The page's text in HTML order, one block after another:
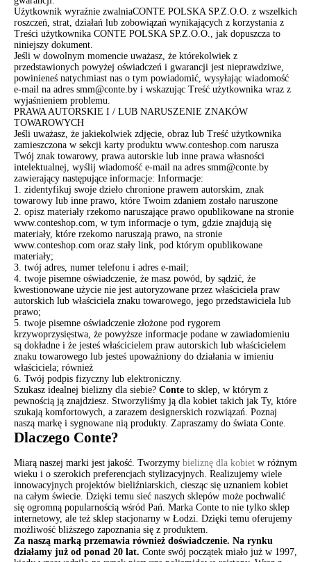
Użytkownik wyraźnie zwalniaCONTE POLSKA SP.Z.O.O. z wszelkich
roszczeń, strat, działań lub zobowiązań wynikających z korzystania z
Treści użytkownika CONTE POLSKA SP.Z.O.O., jak dopuszcza to
niniejszy dokument.
Jeśli w dowolnym momencie uważasz, że którekolwiek z
przedstawionych powyżej oświadczeń i gwarancji jest nieprawdziwe,
powinieneś natychmiast nas o tym powiadomić, wysyłając wiadomość
e-mail na adres smm@conte.by i wskazując Treść użytkownika wraz z
wyjaśnieniem problemu.
PRAWA AUTORSKIE I / LUB NARUSZENIE ZNAKÓW
TOWAROWYCH
Jeśli uważasz, że jakiekolwiek zdjęcie, obraz lub Treść użytkownika
zamieszczona w sekcji karty produktu www.conteshop.com narusza
Twój znak towarowy, prawa autorskie lub inne prawa własności
intelektualnej, wyślij wiadomość e-mail na adres smm@conte.by
zawierający następujące informacje: Informacje:
1. zidentyfikuj swoje dzieło chronione prawem autorskim, znak
towarowy lub inne prawo, które Twoim zdaniem zostało naruszone
2. opisz materiały rzekomo naruszające prawo opublikowane na stronie
www.conteshop.com, w tym informacje o tym, gdzie znajdują się
materiały, które rzekomo naruszają prawo, na stronie
www.conteshop.com oraz stały link, pod którym opublikowane
materiały;
3. twój adres, numer telefonu i adres e-mail;
4. twoje pisemne oświadczenie, że masz powód, by sądzić, że
kwestionowane użycie nie jest autoryzowane przez właściciela praw
autorskich lub właściciela znaku towarowego, jego przedstawiciela lub
prawo;
5. twoje pisemne oświadczenie złożone pod rygorem
krzywoprzysięstwa, że ​​powyższe informacje podane w zawiadomieniu
są dokładne i że jesteś właścicielem praw autorskich lub właścicielem
znaku towarowego lub jesteś upoważniony do działania w imieniu
właściciela; również
6. Twój podpis fizyczny lub elektroniczny.
Szukasz idealnej bielizny dla siebie? Conte to sklep, w którym z
pewnością ją znajdziesz. Stworzyliśmy ją dla kobiet takich jak Ty, które
szukają komfortowych, a zarazem designerskich rozwiązań. Poznaj
naszą markę i sygnowane nią produkty. Zapraszamy do świata Conte.
Dlaczego Conte?
Miarą naszej marki jest jakość. Tworzymy bieliznę dla kobiet w różnym
wieku i o szerokich preferencjach stylizacyjnych. Realizujemy wiele
innowacyjnych projektów bieliźniarskich, ciesząc się uznaniem kobiet
na całym świecie. Dzięki temu sieć naszych sklepów może pochwalić
się ogromną popularnością wśród Pań. Marka Conte to nie tylko sklep
internetowy, ale też sklep stacjonarny w Łodzi. Dzięki temu oferujemy
możliwość bliższego zapoznania się z produktem.
Za naszą marką przemawia również doświadczenie. Na rynku
działamy już od ponad 20 lat. Conte swój początek miało już w 1997,